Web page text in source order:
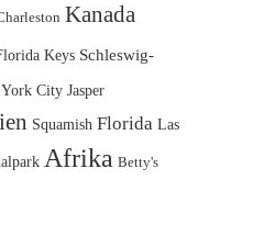
Kanada
Keys Schleswig-
City Jasper
Squamish Florida Las
Afrika Betty's